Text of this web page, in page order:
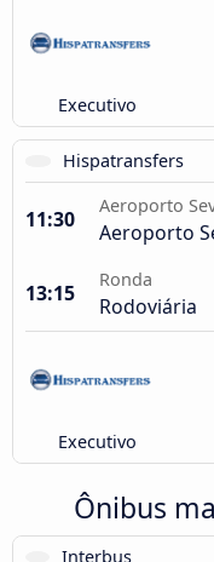
Executivo
Hispatransfers
11:30
Aeroporto
Aeroporto
13:15
Ronda
Rodoviária
Executivo
Ônibus
Interbus